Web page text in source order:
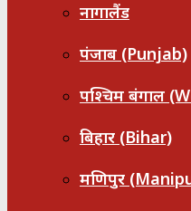
नागालैंड
पंजाब (Punjab)
पश्चिम बंगाल
बिहार (Bihar)
मणिपुर